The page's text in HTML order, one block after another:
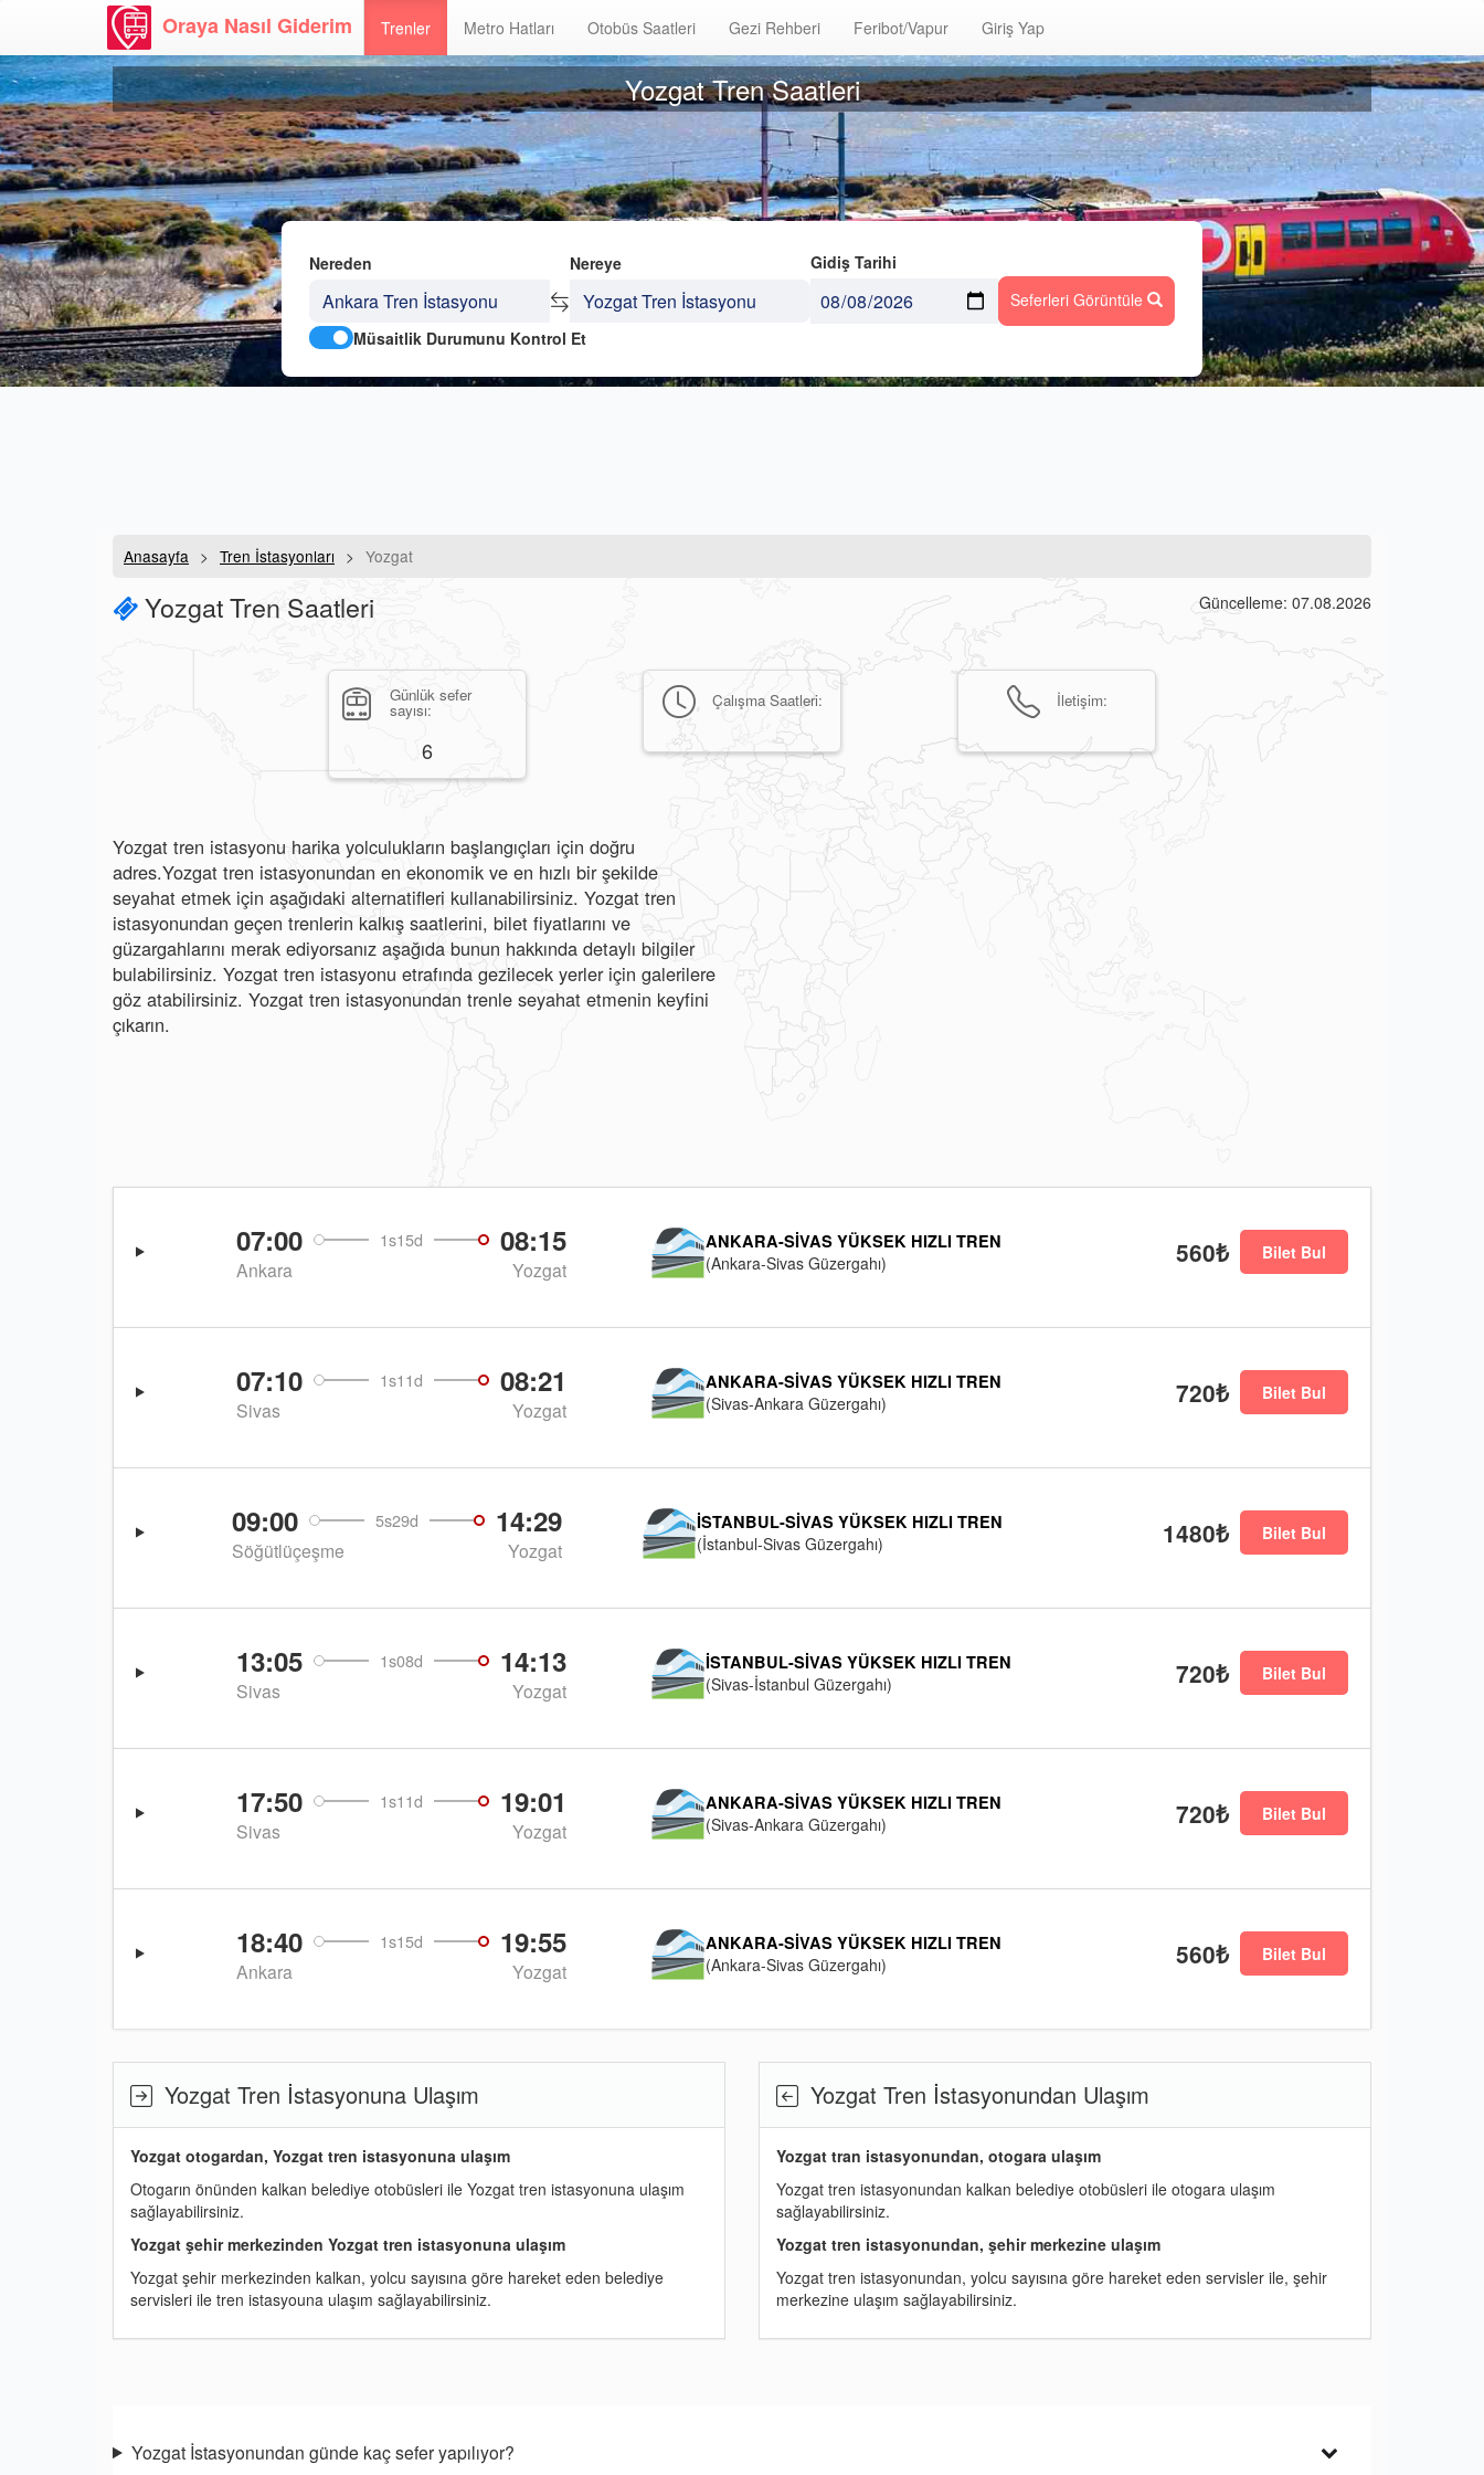
Oraya Nasıl Giderim Trenler Metro Hatları Otobüs Saatleri Gezi Rehberi Feribot/Vapur Giriş Yap
Yozgat Tren Saatleri
Nereden Nereye
Gidiş Tarihi
Seferleri Görüntüle
Müsaitlik Durumunu Kontrol Et
Anasayfa Tren İstasyonları Yozgat
Yozgat Tren Saatleri Güncelleme: 07.08.2026
Günlük sefer
sayısı:
6
Çalışma Saatleri: İletişim:
Yozgat tren istasyonu harika yolculukların başlangıçları için doğru
adres.Yozgat tren istasyonundan en ekonomik ve en hızlı bir şekilde
seyahat etmek için aşağıdaki alternatifleri kullanabilirsiniz. Yozgat tren
istasyonundan geçen trenlerin kalkış saatlerini, bilet fiyatlarını ve
güzargahlarını merak ediyorsanız aşağıda bunun hakkında detaylı bilgiler
bulabilirsiniz. Yozgat tren istasyonu etrafında gezilecek yerler için galerilere
göz atabilirsiniz. Yozgat tren istasyonundan trenle seyahat etmenin keyfini
çıkarın.
07:00 1s15d 08:15
Ankara Yozgat
ANKARA-SIVAS YÜKSEK HIZLI TREN
(Ankara-Sivas Güzergahı)
560₺ Bilet Bul
07:10 1s11d 08:21
Sivas Yozgat
ANKARA-SIVAS YÜKSEK HIZLI TREN
(Sivas-Ankara Güzergahı)
720₺ Bilet Bul
09:00 5s29d 14:29
Söğütlüçeşme Yozgat
İSTANBUL-SIVAS YÜKSEK HIZLI TREN
(İstanbul-Sivas Güzergahı)
1480₺ Bilet Bul
13:05 1s08d 14:13
Sivas Yozgat
İSTANBUL-SIVAS YÜKSEK HIZLI TREN
(Sivas-İstanbul Güzergahı)
720₺ Bilet Bul
17:50 1s11d 19:01
Sivas Yozgat
ANKARA-SIVAS YÜKSEK HIZLI TREN
(Sivas-Ankara Güzergahı)
720₺ Bilet Bul
18:40 1s15d 19:55
Ankara Yozgat
ANKARA-SIVAS YÜKSEK HIZLI TREN
(Ankara-Sivas Güzergahı)
560₺ Bilet Bul
Yozgat Tren İstasyonuna Ulaşım
Yozgat otogardan, Yozgat tren istasyonuna ulaşım
Otogarın önünden kalkan belediye otobüsleri ile Yozgat tren istasyonuna ulaşım
sağlayabilirsiniz.
Yozgat şehir merkezinden Yozgat tren istasyonuna ulaşım
Yozgat şehir merkezinden kalkan, yolcu sayısına göre hareket eden belediye
servisleri ile tren istasyouna ulaşım sağlayabilirsiniz.
Yozgat Tren İstasyonundan Ulaşım
Yozgat tran istasyonundan, otogara ulaşım
Yozgat tren istasyonundan kalkan belediye otobüsleri ile otogara ulaşım
sağlayabilirsiniz.
Yozgat tren istasyonundan, şehir merkezine ulaşım
Yozgat tren istasyonundan, yolcu sayısına göre hareket eden servisler ile, şehir
merkezine ulaşım sağlayabilirsiniz.
Yozgat İstasyonundan günde kaç sefer yapılıyor?